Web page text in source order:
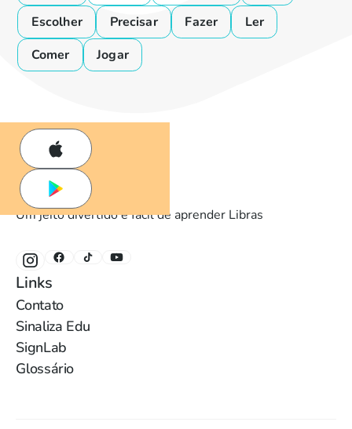
Escolher
Precisar Fazer
Ler
Comer
Jogar
Um jeito divertido e fácil de aprender Libras
Links
Contato
Sinaliza Edu
SignLab
Glossário